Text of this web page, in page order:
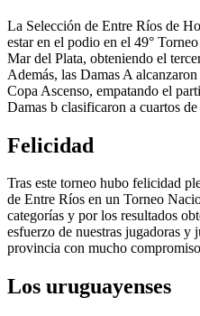
La Selección de Entre Ríos de
estar en el podio en el 49°
Mar del Plata, obteniendo el
Además, las Damas A
Copa Ascenso, empatando el
Damas b clasificaron a cuartos
Felicidad
Tras este torneo hubo felicidad
de Entre Ríos en un Torneo
categorías y por los resultados
esfuerzo de nuestras jugadoras y
provincia con mucho
Los uruguayenses